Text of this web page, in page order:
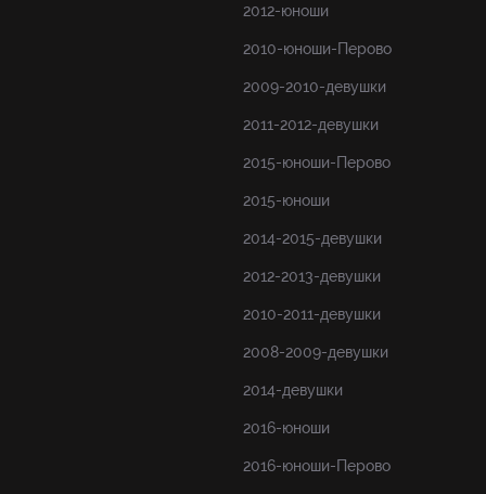
2012-юноши
2010-юноши-Перово
2009-2010-девушки
2011-2012-девушки
2015-юноши-Перово
2015-юноши
2014-2015-девушки
2012-2013-девушки
2010-2011-девушки
2008-2009-девушки
2014-девушки
2016-юноши
2016-юноши-Перово